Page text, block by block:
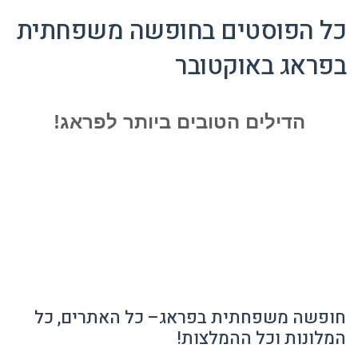
כל הפוסטים בחופשה משפחתית
בפראג באוקטובר
הדילים הטובים ביותר לפראג!
חופשה משפחתית בפראג– כל האתרים, כל
המלונות וכל ההמלצות!